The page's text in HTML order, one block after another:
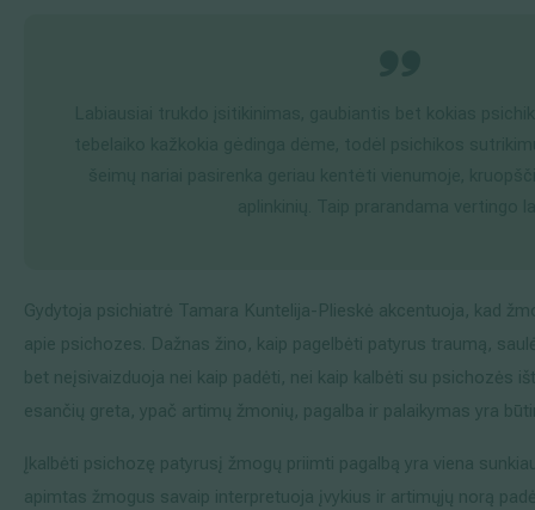
Gydytoja psichiatrė Tamara Kuntelija-Plieskė akcentuoja, kad
apie psichozes. Dažnas žino, kaip pagelbėti patyrus traumą,
bet neįsivaizduoja nei kaip padėti, nei kaip kalbėti su psichozės
esančių greta, ypač artimų žmonių, pagalba ir palaikymas yra
Įkalbėti psichozę patyrusį žmogų priimti pagalbą yra viena
apimtas žmogus savaip interpretuoja įvykius ir artimųjų norą